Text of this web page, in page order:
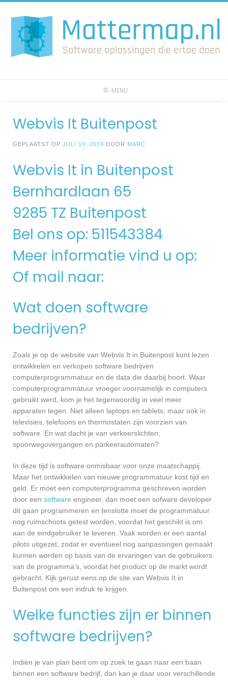
naar
inhoud
MENU
Webvis It Buitenpost
GEPLAATST OP JULI 10, 2019 DOOR MARC
Webvis It in Buitenpost
Bernhardlaan 65
9285 TZ Buitenpost
Bel ons op: 511543384
Meer informatie vind u op:
Of mail naar:
Wat doen software
bedrijven?
Zoals je op de website van Webvis It in Buitenpost kunt lezen
ontwikkelen en verkopen software bedrijven
computerprogrammatuur en de data die daarbij hoort. Waar
computerprogrammatuur vroeger voornamelijk in computers
gebruikt werd, kom je het tegenwoordig in veel meer
apparaten tegen. Niet alleen laptops en tablets, maar ook in
televisies, telefoons en thermostaten zijn voorzien van
software. En wat dacht je van verkeerslichten,
spoorwegovergangen en parkeerautomaten?
In deze tijd is software onmisbaar voor onze maatschappij.
Maar het ontwikkelen van nieuwe programmatuur kost tijd en
geld. Er moet een computerprogramma geschreven worden
door een software engineer, dan moet een sofware developer
dit gaan programmeren en tenslotte moet de programmatuur
nog ruimschoots getest worden, voordat het geschikt is om
aan de eindgebruiker te leveren. Vaak worden er een aantal
pilots uitgezet, zodat er eventueel nog aanpassingen gemaakt
kunnen worden op basis van de ervaringen van de gebruikers
van de programma’s, voordat het product op de markt wordt
gebracht. Kijk gerust eens op de site van Webvis It in
Buitenpost om een indruk te krijgen.
Welke functies zijn er binnen
software bedrijven?
Indien je van plan bent om op zoek te gaan naar een baan
binnen een software bedrijf, dan kan je daar voor verschillende